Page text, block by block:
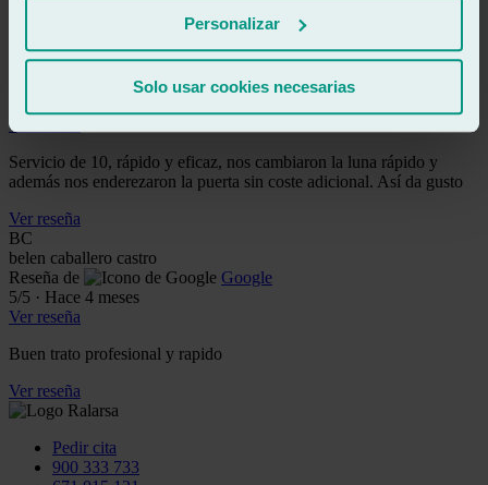
Personalizar
Solo usar cookies necesarias
TE
toñi espin
Google
Ver reseña
Servicio de 10, rápido y eficaz, nos cambiaron la luna rápido y
además nos enderezaron la puerta sin coste adicional. Así da gusto
Ver reseña
BC
belen caballero castro
Reseña de
Google
5/5 · Hace 4 meses
Ver reseña
Buen trato profesional y rapido
Ver reseña
Pedir cita
900 333 733